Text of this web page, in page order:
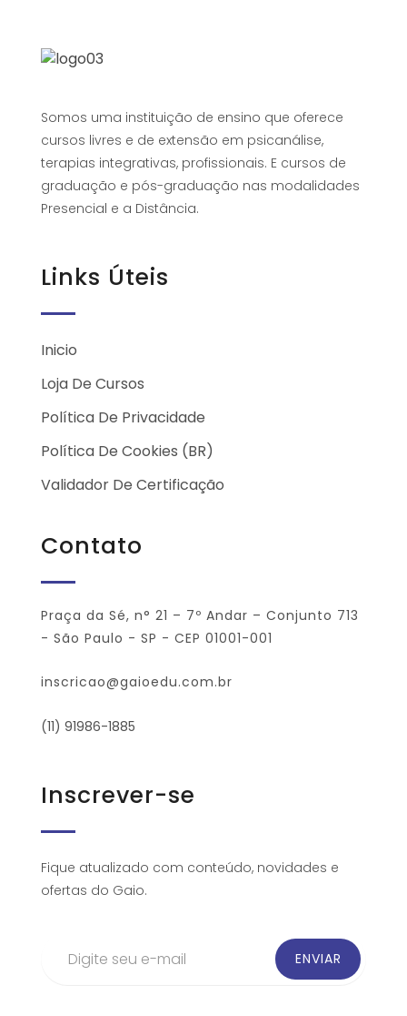
Somos uma instituição de ensino que oferece
cursos livres e de extensão em psicanálise,
terapias integrativas, profissionais. E cursos de
graduação e pós-graduação nas modalidades
Presencial e a Distância.
Links Úteis
Inicio
Loja De Cursos
Política De Privacidade
Política De Cookies (BR)
Validador De Certificação
Contato
Praça da Sé, n° 21 – 7º Andar – Conjunto 713
- São Paulo - SP - CEP 01001-001
inscricao@gaioedu.com.br
(11) 91986-1885
Inscrever-se
Fique atualizado com conteúdo, novidades e
ofertas do Gaio.